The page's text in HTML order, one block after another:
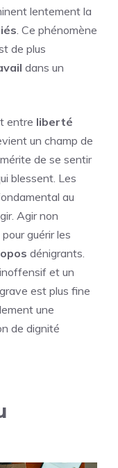
lentement la
. Ce phénomène
de plus
dans un
entre liberté
un champ de
mérite de se sentir
blessent. Les
au
Agir non
guérir les
dénigrants.
et un
est plus fine
une
de dignité